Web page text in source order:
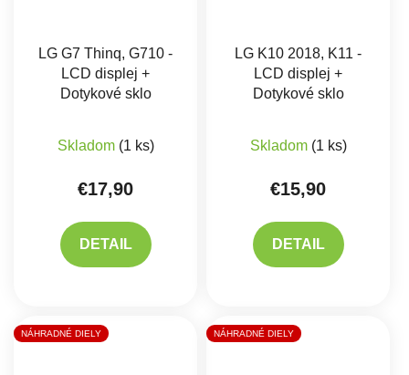
LG G7 Thinq, G710 -
LCD displej +
Dotykové sklo
Skladom (1 ks)
€17,90
DETAIL
LG K10 2018, K11 -
LCD displej +
Dotykové sklo
Skladom (1 ks)
€15,90
DETAIL
NÁHRADNÉ DIELY NÁHRADNÉ DIELY